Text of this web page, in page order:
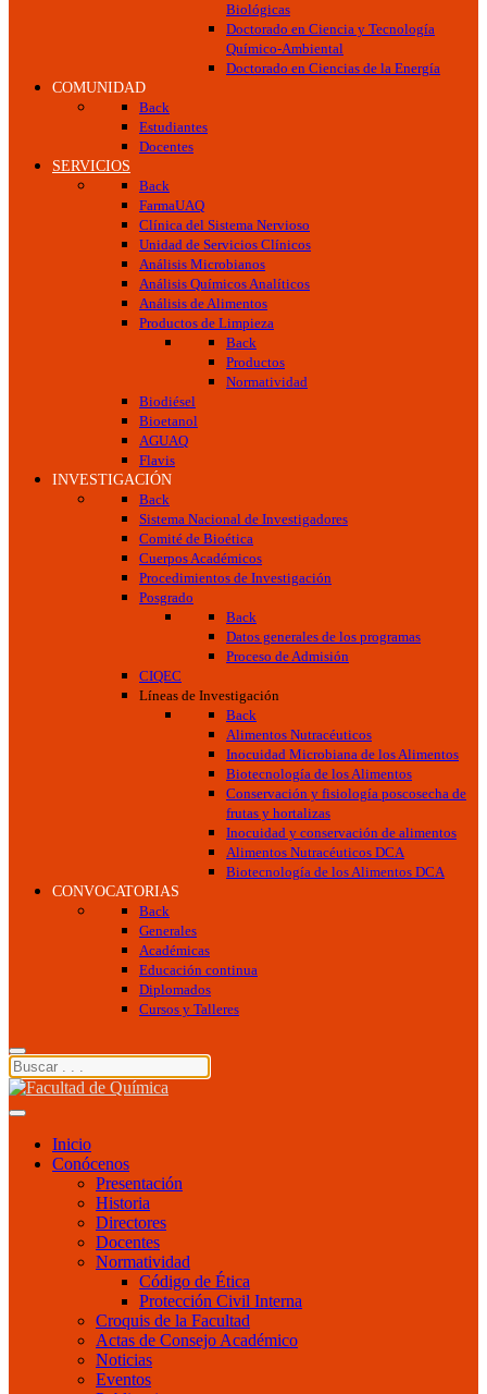
Biológicas
Doctorado en Ciencia y Tecnología
Químico-Ambiental
Doctorado en Ciencias de la Energía
COMUNIDAD
Back
Estudiantes
Docentes
SERVICIOS
Back
FarmaUAQ
Clínica del Sistema Nervioso
Unidad de Servicios Clínicos
Análisis Microbianos
Análisis Químicos Analíticos
Análisis de Alimentos
Productos de Limpieza
Back
Productos
Normatividad
Biodiésel
Bioetanol
AGUAQ
Flavis
INVESTIGACIÓN
Back
Sistema Nacional de Investigadores
Comité de Bioética
Cuerpos Académicos
Procedimientos de Investigación
Posgrado
Back
Datos generales de los programas
Proceso de Admisión
CIQEC
Líneas de Investigación
Back
Alimentos Nutracéuticos
Inocuidad Microbiana de los Alimentos
Biotecnología de los Alimentos
Conservación y fisiología poscosecha de
frutas y hortalizas
Inocuidad y conservación de alimentos
Alimentos Nutracéuticos DCA
Biotecnología de los Alimentos DCA
CONVOCATORIAS
Back
Generales
Académicas
Educación continua
Diplomados
Cursos y Talleres
Inicio
Conócenos
Presentación
Historia
Directores
Docentes
Normatividad
Código de Ética
Protección Civil Interna
Croquis de la Facultad
Actas de Consejo Académico
Noticias
Eventos